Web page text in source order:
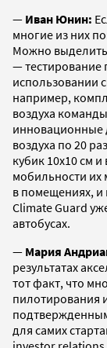
— Иван Юнин:
многие из них
Можно
— тестирование
использовании
например,
воздуха
инновационные
воздуха по 20
кубик 10х10 см
мобильности их
в помещениях, и
Climate Guard
автобусах.
— Мария
результатах
тот факт, что
пилотирования
для самих